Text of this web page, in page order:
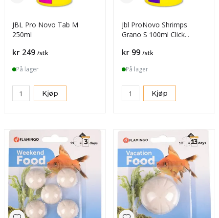
JBL Pro Novo Tab M
250ml
Pris
kr 249 /stk
På lager
Kjøp
Jbl ProNovo Shrimps
Grano S 100ml Click
Pris
kr 99 /stk
På lager
Kjøp